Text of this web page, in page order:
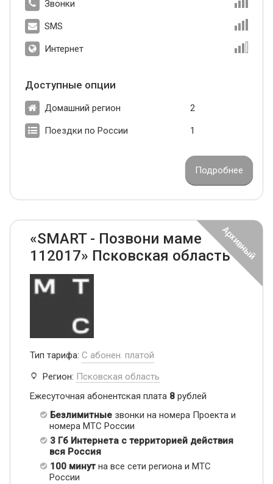
Звонки
SMS
Интернет
Доступные опции
Домашний регион 2
Поездки по России 1
Подробнее
«SMART - Позвони маме
112017» Псковская область
Тип тарифа: С абонен. платой
Регион: Псковская область
Ежесуточная абонентская плата 8 рублей
Безлимитные звонки на номера Проекта и
номера МТС России
3 Гб Интернета с территорией действия
вся Россия
100 минут на все сети региона и МТС
России